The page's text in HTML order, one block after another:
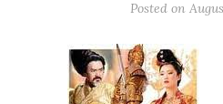
Posted on